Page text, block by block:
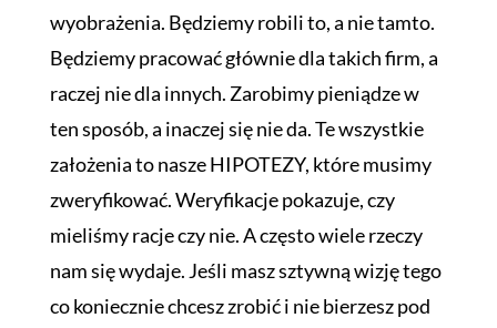
wyobrażenia. Będziemy robili to, a nie tamto.
Będziemy pracować głównie dla takich firm, a
raczej nie dla innych. Zarobimy pieniądze w
ten sposób, a inaczej się nie da. Te wszystkie
założenia to nasze HIPOTEZY, które musimy
zweryfikować. Weryfikacje pokazuje, czy
mieliśmy racje czy nie. A często wiele rzeczy
nam się wydaje. Jeśli masz sztywną wizję tego
co koniecznie chcesz zrobić i nie bierzesz pod